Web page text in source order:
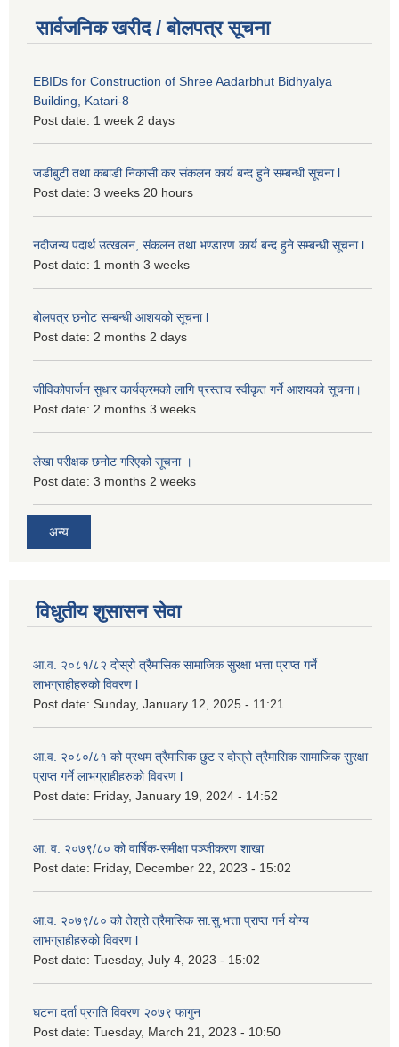
सार्वजनिक खरीद / बोलपत्र सूचना
EBIDs for Construction of Shree Aadarbhut Bidhyalya
Building, Katari-8
Post date: 1 week 2 days
जडीबुटी तथा कबाडी निकासी कर संकलन कार्य बन्द हुने सम्बन्धी सूचना l
Post date: 3 weeks 20 hours
नदीजन्य पदार्थ उत्खलन, संकलन तथा भण्डारण कार्य बन्द हुने सम्बन्धी सूचना l
Post date: 1 month 3 weeks
बोलपत्र छनोट सम्बन्धी आशयको सूचना l
Post date: 2 months 2 days
जीविकोपार्जन सुधार कार्यक्रमको लागि प्रस्ताव स्वीकृत गर्ने आशयको सूचना।
Post date: 2 months 3 weeks
लेखा परीक्षक छनोट गरिएको सूचना ।
Post date: 3 months 2 weeks
अन्य
विधुतीय शुसासन सेवा
आ.व. २०८१/८२ दोस्रो त्रैमासिक सामाजिक सुरक्षा भत्ता प्राप्त गर्ने
लाभग्राहीहरुको विवरण l
Post date: Sunday, January 12, 2025 - 11:21
आ.व. २०८०/८१ को प्रथम त्रैमासिक छुट र दोस्रो त्रैमासिक सामाजिक सुरक्षा
प्राप्त गर्ने लाभग्राहीहरुको विवरण l
Post date: Friday, January 19, 2024 - 14:52
आ. व. २०७९/८० को वार्षिक-समीक्षा पञ्जीकरण शाखा
Post date: Friday, December 22, 2023 - 15:02
आ.व. २०७९/८० को तेश्रो त्रैमासिक सा.सु.भ‍त्ता प्राप्त गर्न योग्य
लाभग्राहीहरुको विवरण l
Post date: Tuesday, July 4, 2023 - 15:02
घटना दर्ता प्रगति विवरण २०७९ फागुन
Post date: Tuesday, March 21, 2023 - 10:50